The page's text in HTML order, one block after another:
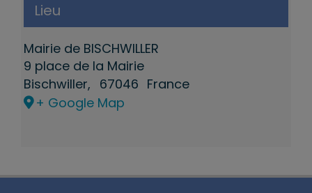
Lieu
Mairie de BISCHWILLER
9 place de la Mairie
Bischwiller, 67046 France
+ Google Map